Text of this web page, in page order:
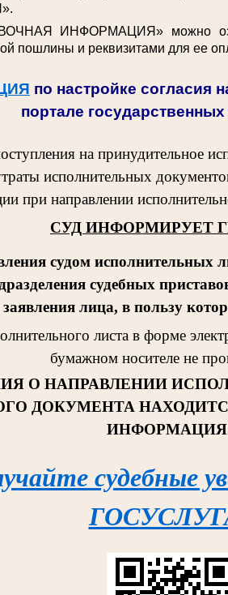
ИНФОРМАЦИЯ» можно
пошлины и реквизитами для ее
по настройке согласия
портале
на принудительное
исполнительных
при направлении
СУД ИНФОРМИРУЕТ
судом исполнительных
судебных
лица, в пользу
о листа в форме
бумажном носителе не
О НАПРАВЛЕНИИ
ДОКУМЕНТА
судебные